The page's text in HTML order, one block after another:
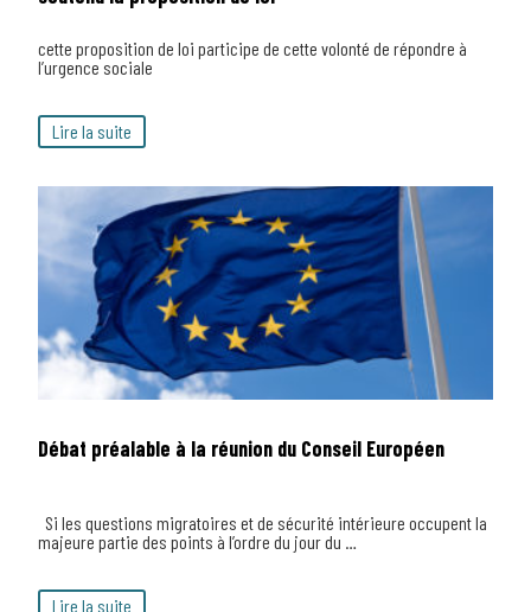
cette proposition de loi participe de cette volonté de répondre à
l’urgence sociale
Lire la suite
Débat préalable à la réunion du Conseil Européen
Si les questions migratoires et de sécurité intérieure occupent la
majeure partie des points à l’ordre du jour du …
Lire la suite